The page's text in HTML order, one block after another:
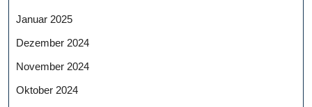
Januar 2025
Dezember 2024
November 2024
Oktober 2024